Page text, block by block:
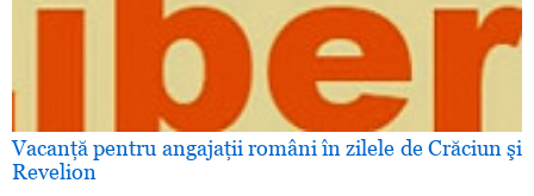
Vacanţă pentru angajaţii români în zilele de Crăciun şi
Revelion